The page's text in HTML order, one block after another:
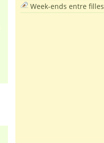
Week-ends entre filles